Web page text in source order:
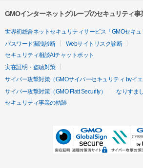
GMOインターネットグループのセキュリティ事
世界初総合ネットセキュリティサービス「GMOセキュ
パスワード漏洩診断
Webサイトリスク診断
セキュリティ相談AIチャットボット
実在証明・盗聴対策
サイバー攻撃対策（GMOサイバーセキュリティ byイエ
サイバー攻撃対策（GMO Flatt Security）
なりすま
セキュリティ事業の軌跡